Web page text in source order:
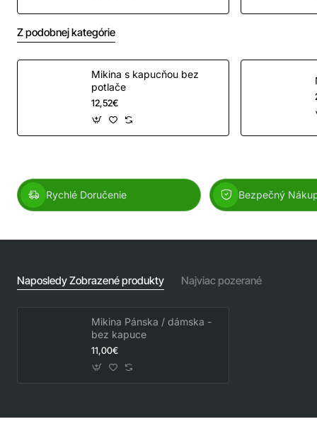
ANSI/ISEA 107 o vysokej viditeľnosti
Z podobnej kategórie
Mikina s kapucňou bez
potlače
12,52€
Rychlé Doručenie Bezpečný
Naposledy Zobrazené produkty Najviac pozerané
Mikina Pánska / dámska -
bez kapuce
11,00€